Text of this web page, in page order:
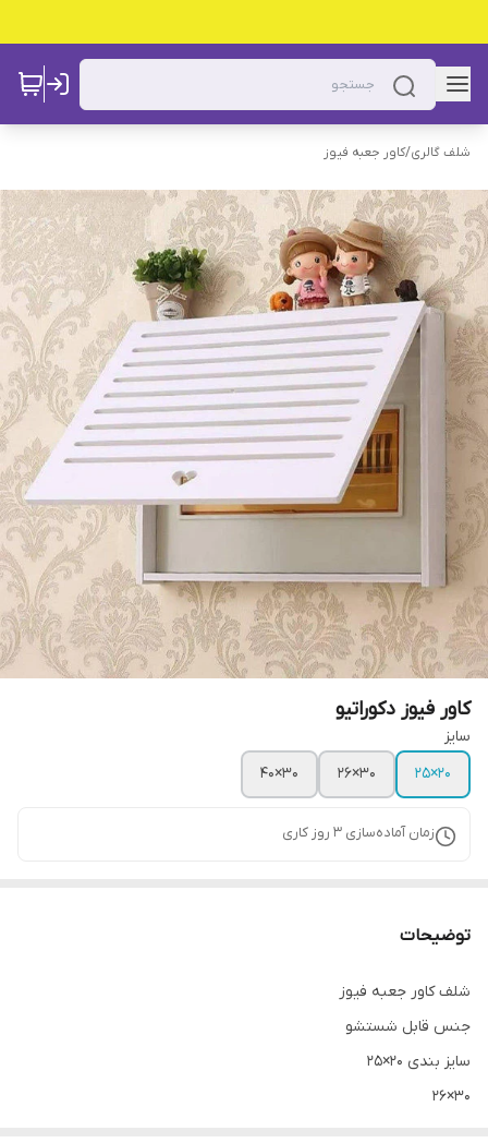
شلف گالری/کاور جعبه فیوز
کاور فیوز دکوراتیو
سایز
۲۰×۲۵
۳۰×۲۶ ۳۰×۴۰
زمان آماده‌سازی 3 روز کاری
توضیحات
شلف کاور جعبه فیوز
جنس قابل شستشو
سایز بندی ۲۰×۲۵
۳۰×۲۶